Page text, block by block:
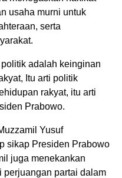
usaha murni untuk
serta
adalah keinginan
Itu arti politik
rakyat, itu arti
Prabowo.
Yusuf
sikap Presiden Prabowo
juga menekankan
perjuangan partai dalam